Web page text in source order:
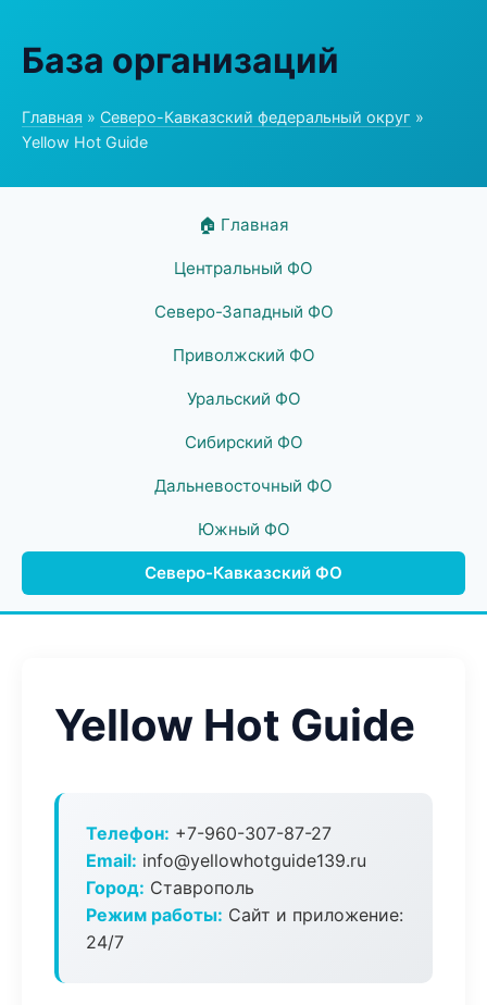
База организаций
Главная » Северо-Кавказский федеральный округ »
Yellow Hot Guide
🏠 Главная
Центральный ФО
Северо-Западный ФО
Приволжский ФО
Уральский ФО
Сибирский ФО
Дальневосточный ФО
Южный ФО
Северо-Кавказский ФО
Yellow Hot Guide
Телефон: +7-960-307-87-27
Email: info@yellowhotguide139.ru
Город: Ставрополь
Режим работы: Сайт и приложение:
24/7